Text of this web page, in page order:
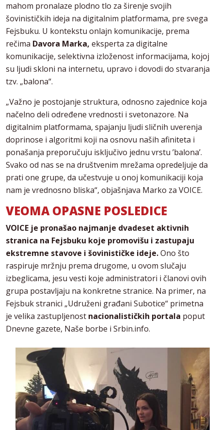
mahom pronalaze plodno tlo za širenje svojih
šovinističkih ideja na digitalnim platformama, pre svega
Fejsbuku. U kontekstu onlajn komunikacije, prema
rečima Davora Marka, eksperta za digitalne
komunikacije, selektivna izloženost informacijama, kojoj
su ljudi skloni na internetu, upravo i dovodi do stvaranja
tzv. „balona“.
„Važno je postojanje struktura, odnosno zajednice koja
načelno deli određene vrednosti i svetonazore. Na
digitalnim platformama, spajanju ljudi sličnih uverenja
doprinose i algoritmi koji na osnovu naših afiniteta i
ponašanja preporučuju isključivo jednu vrstu ’balona’.
Svako od nas se na društvenim mrežama opredeljuje da
prati one grupe, da učestvuje u onoj komunikaciji koja
nam je vrednosno bliska“, objašnjava Marko za VOICE.
VEOMA OPASNE POSLEDICE
VOICE je pronašao najmanje dvadeset aktivnih
stranica na Fejsbuku koje promovišu i zastupaju
ekstremne stavove i šovinističke ideje.Ono što
raspiruje mržnju prema drugome, u ovom slučaju
izbeglicama, jesu vesti koje administratori i članovi ovih
grupa postavljaju na konkretne stranice. Na primer, na
Fejsbuk stranici „Udruženi građani Subotice“ primetna
je velika zastupljenost nacionalističkih portala poput
Dnevne gazete, Naše borbe i Srbin.info.